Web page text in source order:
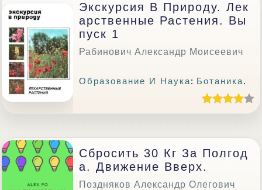
Экскурсия В Природу. Лек
Арственные Растения. Вы
Пуск 1
Рабинович Александр Моисеевич
Образование И Наука: Ботаника.
Сбросить 30 Кг За Полгод
А. Движение Вверх.
Поздняков Александр Олегович